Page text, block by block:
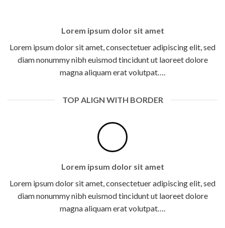
Lorem ipsum dolor sit amet
Lorem ipsum dolor sit amet, consectetuer adipiscing elit, sed
diam nonummy nibh euismod tincidunt ut laoreet dolore
magna aliquam erat volutpat….
TOP ALIGN WITH BORDER
Lorem ipsum dolor sit amet
Lorem ipsum dolor sit amet, consectetuer adipiscing elit, sed
diam nonummy nibh euismod tincidunt ut laoreet dolore
magna aliquam erat volutpat….